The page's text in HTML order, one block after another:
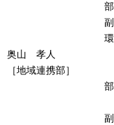
部長 井戸
副部長
環境
奥山 孝人
［地域連携部］
部
鈴
副